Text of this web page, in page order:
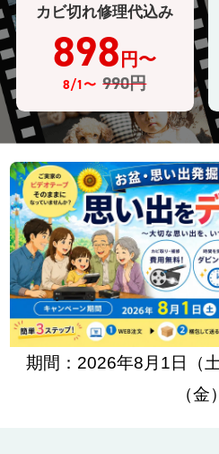
カビ切れ修理代込み
898円〜
8/1〜 990円
期間：2026年8月1日（
（金）